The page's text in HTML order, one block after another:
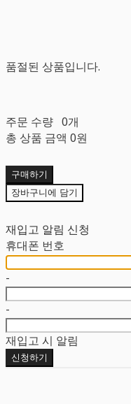
품절된 상품입니다.
주문 수량 0개
총 상품 금액 0원
구매하기
장바구니에 담기
재입고 알림 신청
휴대폰 번호
-
-
재입고 시 알림
신청하기